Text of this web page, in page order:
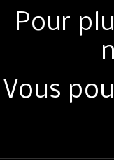
Pour
Vous